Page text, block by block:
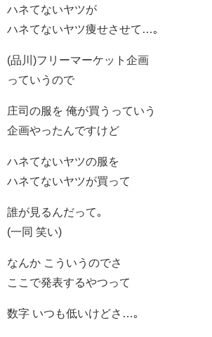
ハネてないヤツが
ハネてないヤツ痩せさせて…｡
(品川)フリーマーケット企画
っていうので
庄司の服を 俺が買うっていう
企画やったんですけど
ハネてないヤツの服を
ハネてないヤツが買って
誰が見るんだって｡
(一同 笑い)
なんか こういうのでさ
ここで発表するやつって
数字 いつも低いけどさ…｡